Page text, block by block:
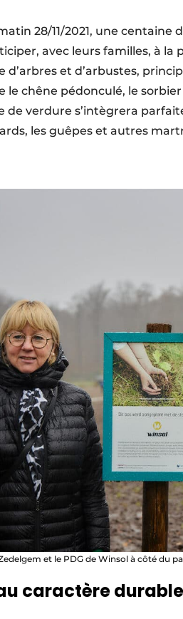
28/11/2021, une centaine
avec leurs familles, à
d’arbres et d’arbustes,
le chêne pédonculé, le
de verdure s’intègrera
les guêpes et autres
et le PDG de Winsol à côté du
caractère